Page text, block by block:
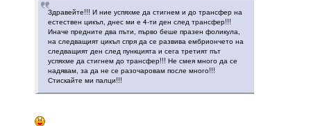
Здравейте!!! И ние успяхме да стигнем и до трансфер на
естествен цикъл, днес ми е 4-ти ден след трансфер!!!
Иначе предните два пъти, първо беше празен фоликула,
на следващият цикъл спря да се развива ембриончето на
следващият ден след пункцията и сега третият път
успяхме да стигнем до трансфер!!! Не смея много да се
надявам, за да не се разочаровам после много!!!
Стискайте ми палци!!!